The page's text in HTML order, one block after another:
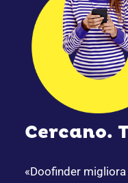
Cercano.
«Doofinder